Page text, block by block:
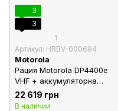
3
3
1
Артикул: HRBV-000694
Motorola
Рация Motorola DP4400e
VHF + аккумуляторна
батарея 3500 mAh
22 619 грн
В наличии